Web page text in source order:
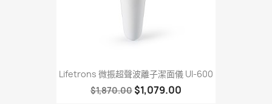
Lifetrons 微振超聲波離子潔面儀 UI-600
$1,870.00 $1,079.00